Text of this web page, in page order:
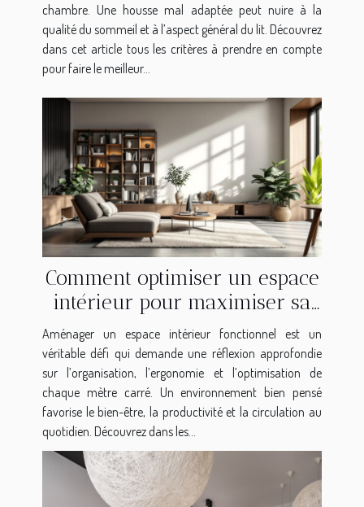
chambre. Une housse mal adaptée peut nuire à la
qualité du sommeil et à l’aspect général du lit. Découvrez
dans cet article tous les critères à prendre en compte
pour faire le meilleur...
Comment optimiser un espace
intérieur pour maximiser sa
fonctionnalité?
Aménager un espace intérieur fonctionnel est un
véritable défi qui demande une réflexion approfondie
sur l’organisation, l’ergonomie et l’optimisation de
chaque mètre carré. Un environnement bien pensé
favorise le bien-être, la productivité et la circulation au
quotidien. Découvrez dans les...